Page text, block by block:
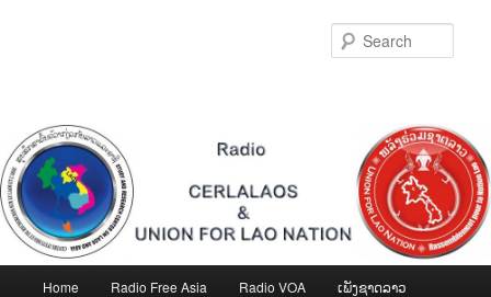
Home Radio Free Asia Radio VOA ເພັງຊາດລາວ